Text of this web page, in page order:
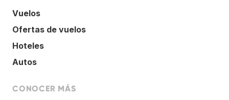
Vuelos
Ofertas de vuelos
Hoteles
Autos
CONOCER MÁS